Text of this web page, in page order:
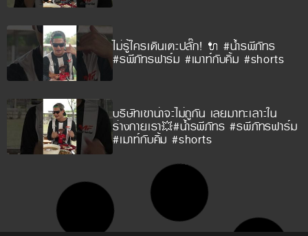
ไม่รู้ใครเดินเตะปลั๊ก! 🔌 #น้ำรพีภัทร
#รพีภัทรฟาร์ม #เมาท์กับคิ้ม #shorts
บริษัทเขาน่าจะไม่ถูกัน เลยมาทะเลาะใน
ร่างกายเรา💥#น้ำรพีภัทร #รพีภัทรฟาร์ม
#เมาท์กับคิ้ม #shorts